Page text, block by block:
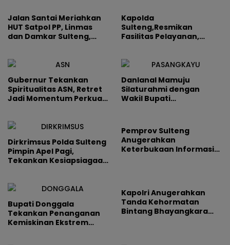
dan Semangat Belajar
Jalan Santai Meriahkan
HUT Satpol PP, Linmas
dan Damkar Sulteng,
Kapolda
Sulteng,Resmikan
Fasilitas Pelayanan,
Profesionalisme Personel
Gubernur Tekankan
Spiritualitas ASN, Retret
Jadi Momentum Perkuat
Danlanal Mamuju
Silaturahmi dengan
Wakil Bupati
Dirkrimsus Polda Sulteng
Pimpin Apel Pagi,
Tekankan Kesiapsiagaan
Pemprov Sulteng
Anugerahkan
Keterbukaan Informasi
Bupati Donggala
Tekankan Penanganan
Kemiskinan Ekstrem
Kapolri Anugerahkan
Tanda Kehormatan
Bintang Bhayangkara